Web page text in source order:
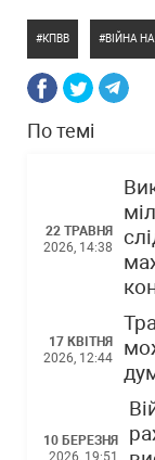
КПВВ ВІЙНА
По темі
22 ТРАВНЯ
2026, 14:38
17 КВІТНЯ
2026, 12:44
10 БЕРЕЗНЯ
2026, 19:51